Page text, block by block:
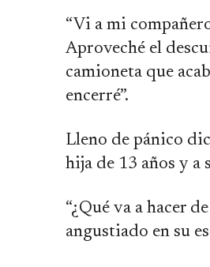
“Vi a mi
Aproveché el
camioneta que
encerré”.
Lleno de pánico
hija de 13 años y a
“¿Qué va a hacer
angustiado en su